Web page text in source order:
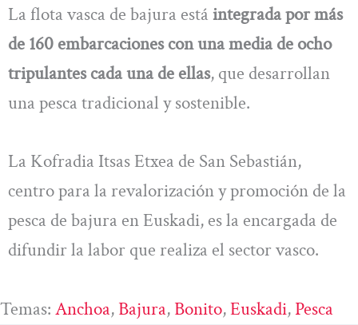
La flota vasca de bajura está integrada por más
de 160 embarcaciones con una media de ocho
tripulantes cada una de ellas, que desarrollan
una pesca tradicional y sostenible.
La Kofradia Itsas Etxea de San Sebastián,
centro para la revalorización y promoción de la
pesca de bajura en Euskadi, es la encargada de
difundir la labor que realiza el sector vasco.
Temas: Anchoa, Bajura, Bonito, Euskadi, Pesca